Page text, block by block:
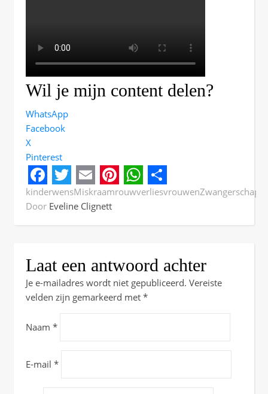
Wil je mijn content delen?
WhatsApp
Facebook
X
Pinterest
Facebook
Twitter
EmailPinterest
WhatsApp
Share
kinderwensMiskraamrouwverliesvrouwenZwangerschap
Door Eveline Clignett
Laat een antwoord achter
Je e-mailadres wordt niet gepubliceerd. Vereiste
velden zijn gemarkeerd met *
Naam *
E-mail *